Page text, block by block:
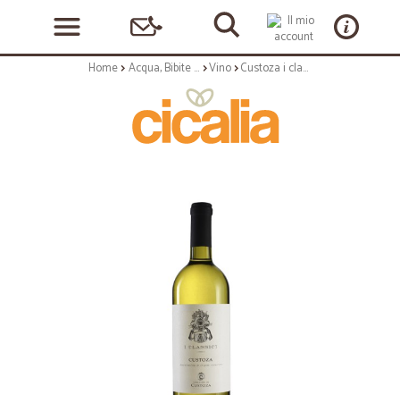
Home Acqua, Bibite e Alcolici Vino Custoza i classici bianco DOC cl.75